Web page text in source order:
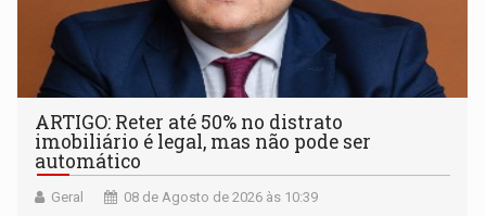
ARTIGO: Reter até 50% no distrato
imobiliário é legal, mas não pode ser
automático
Geral 08 de Agosto de 2026 às 10:39